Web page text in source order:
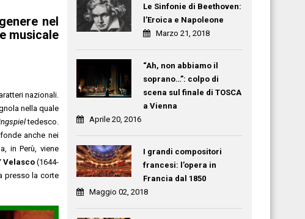
nel
musicale
nazionali.
nella quale
tedesco.
anche nei
in Perù, viene
Velasco (1644-
presso la corte
Le Sinfonie di Beethoven:
l’Eroica e Napoleone
Marzo 21, 2018
“Ah, non abbiamo il
soprano…”: colpo di
scena sul finale di TOSCA
a Vienna
Aprile 20, 2016
I grandi compositori
francesi: l’opera in
Francia dal 1850
Maggio 02, 2018